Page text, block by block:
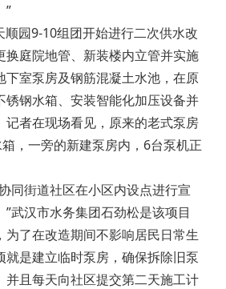
”
园9-10组团开始进行二次供水改
换庭院地管、新装楼内立管并实施
下室泵房及钢筋混凝土水池，在原
锈钢水箱、安装智能化加压设备并
记者在现场看见，原来的老式泵房
，一旁的新建泵房内，6台泵机正
同街道社区在小区内设点进行宣
武汉市水务集团石劲松是该项目
为了在改造期间不影响居民日常生
就是建立临时泵房，确保拆除旧泵
并且每天向社区提交第二天施工计